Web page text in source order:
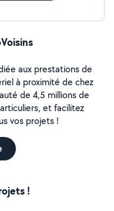
aux prestations de
à proximité de chez
de 4,5 millions de
et facilitez
vos projets !
!